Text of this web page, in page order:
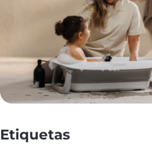
Etiquetas